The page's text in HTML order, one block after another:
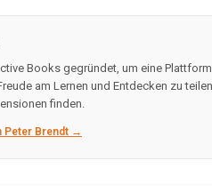
Books gegründet, um eine
am Lernen und Entdecken zu
finden.
Peter Brendt →